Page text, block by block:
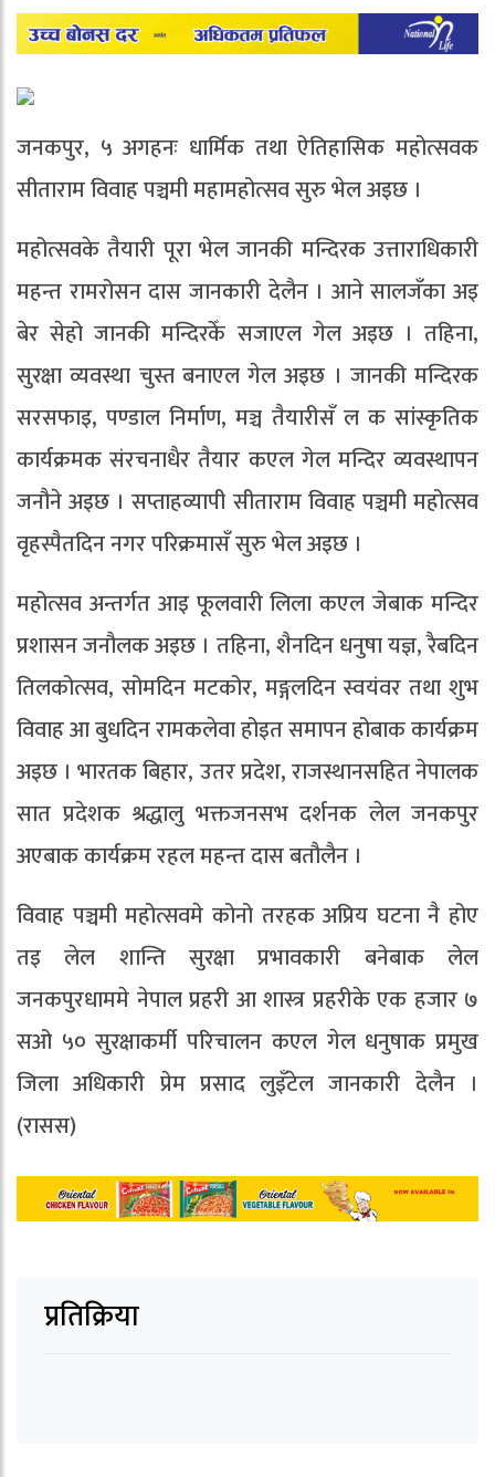
जनकपुर, ५ अगहनः धार्मिक तथा ऐतिहासिक महोत्सवक
सीताराम विवाह पञ्चमी महामहोत्सव सुरु भेल अइछ ।
महोत्सवके तैयारी पूरा भेल जानकी मन्दिरक उत्ताराधिकारी
महन्त रामरोसन दास जानकारी देलैन । आने सालजँका अइ
बेर सेहो जानकी मन्दिरकेँ सजाएल गेल अइछ । तहिना,
सुरक्षा व्यवस्था चुस्त बनाएल गेल अइछ । जानकी मन्दिरक
सरसफाइ, पण्डाल निर्माण, मञ्च तैयारीसँ ल क सांस्कृतिक
कार्यक्रमक संरचनाधैर तैयार कएल गेल मन्दिर व्यवस्थापन
जनौने अइछ । सप्ताहव्यापी सीताराम विवाह पञ्चमी महोत्सव
वृहस्पैतदिन नगर परिक्रमासँ सुरु भेल अइछ ।
महोत्सव अन्तर्गत आइ फूलवारी लिला कएल जेबाक मन्दिर
प्रशासन जनौलक अइछ । तहिना, शैनदिन धनुषा यज्ञ, रैबदिन
तिलकोत्सव, सोमदिन मटकोर, मङ्गलदिन स्वयंवर तथा शुभ
विवाह आ बुधदिन रामकलेवा होइत समापन होबाक कार्यक्रम
अइछ । भारतक बिहार, उतर प्रदेश, राजस्थानसहित नेपालक
सात प्रदेशक श्रद्धालु भक्तजनसभ दर्शनक लेल जनकपुर
अएबाक कार्यक्रम रहल महन्त दास बतौलैन ।
विवाह पञ्चमी महोत्सवमे कोनो तरहक अप्रिय घटना नै होए
तइ लेल शान्ति सुरक्षा प्रभावकारी बनेबाक लेल
जनकपुरधाममे नेपाल प्रहरी आ शास्त्र प्रहरीके एक हजार ७
सओ ५० सुरक्षाकर्मी परिचालन कएल गेल धनुषाक प्रमुख
जिला अधिकारी प्रेम प्रसाद लुइँटेल जानकारी देलैन ।
(रासस)
प्रतिक्रिया